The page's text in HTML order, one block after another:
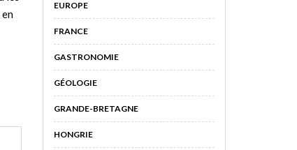
EUROPE
FRANCE
GASTRONOMIE
GÉOLOGIE
GRANDE-BRETAGNE
HONGRIE